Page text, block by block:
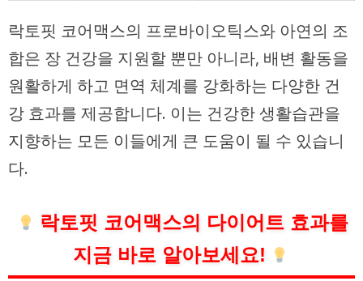
락토핏 코어맥스의 프로바이오틱스와 아연의 조
합은 장 건강을 지원할 뿐만 아니라, 배변 활동을
원활하게 하고 면역 체계를 강화하는 다양한 건
강 효과를 제공합니다. 이는 건강한 생활습관을
지향하는 모든 이들에게 큰 도움이 될 수 있습니
다.
락토핏 코어맥스의 다이어트 효과를
지금 바로 알아보세요!